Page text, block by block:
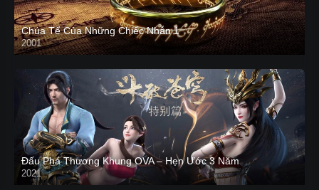
Chúa Tể Của Những Chiếc Nhẫn 1
2001
Đấu Phá Thương Khung OVA – Hẹn Ước 3 Năm
2021